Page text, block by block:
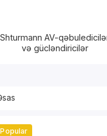
Shturmann AV-
və gücləndiricilər
Popular